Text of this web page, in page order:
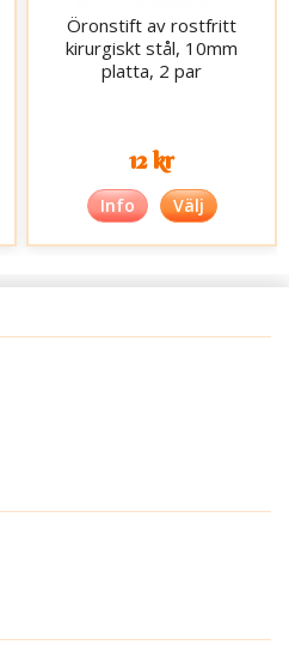
Öronstift av rostfritt
kirurgiskt stål, 10mm
platta, 2 par
12 kr
Info Välj